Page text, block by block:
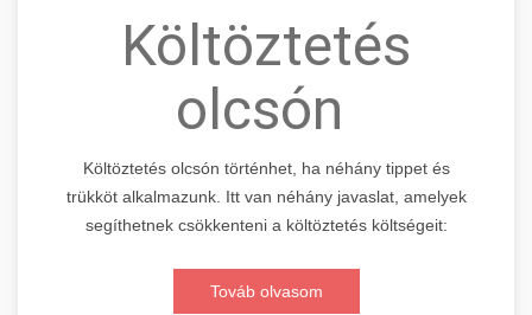
Költöztetés
olcsón
Költöztetés olcsón történhet, ha néhány tippet és
trükköt alkalmazunk. Itt van néhány javaslat, amelyek
segíthetnek csökkenteni a költöztetés költségeit:
Továb olvasom